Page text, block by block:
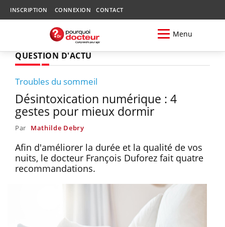
INSCRIPTION CONNEXION CONTACT
Menu
QUESTION D'ACTU
Troubles du sommeil
Désintoxication numérique : 4
gestes pour mieux dormir
Par Mathilde Debry
Afin d'améliorer la durée et la qualité de vos
nuits, le docteur François Duforez fait quatre
recommandations.